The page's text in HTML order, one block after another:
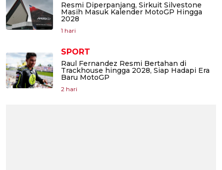
Resmi Diperpanjang, Sirkuit Silvestone
Masih Masuk Kalender MotoGP Hingga
2028
1 hari
SPORT
Raul Fernandez Resmi Bertahan di
Trackhouse hingga 2028, Siap Hadapi Era
Baru MotoGP
2 hari